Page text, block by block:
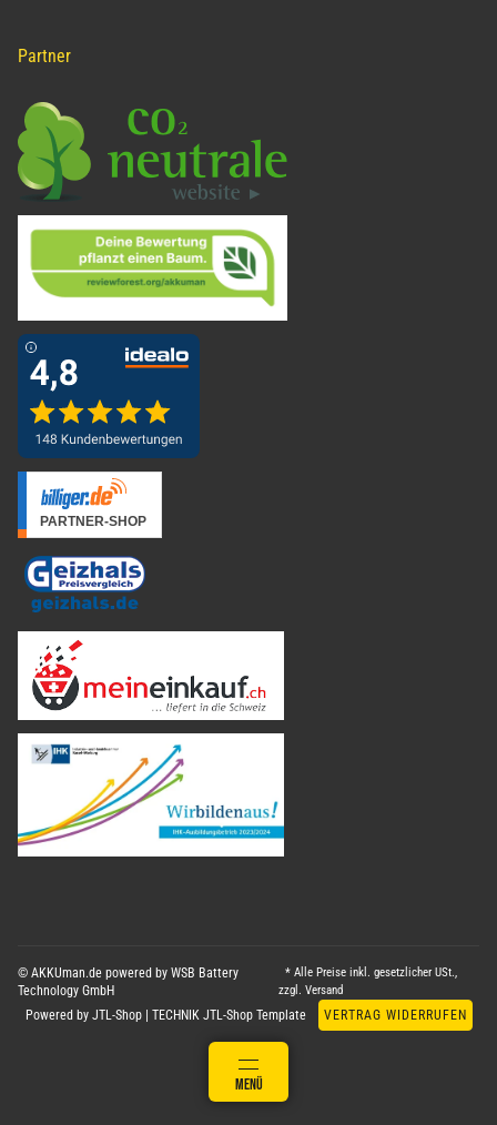
Partner
© AKKUman.de powered by WSB Battery
Technology GmbH
* Alle Preise inkl. gesetzlicher USt.,
zzgl.Versand
Powered by JTL-Shop TECHNIK JTL-Shop Template VERTRAG WIDERRUFEN
MENÜ